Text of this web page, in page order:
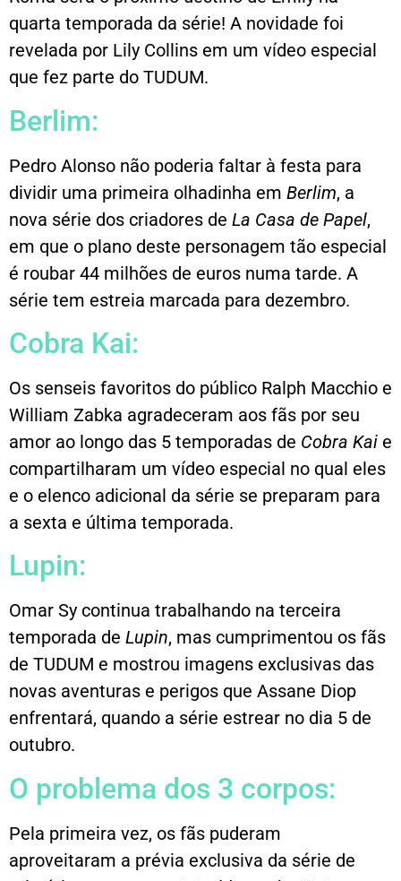
quarta temporada da série! A novidade foi
revelada por Lily Collins em um vídeo especial
que fez parte do TUDUM.
Berlim:
Pedro Alonso não poderia faltar à festa para
dividir uma primeira olhadinha em Berlim, a
nova série dos criadores de La Casa de Papel,
em que o plano deste personagem tão especial
é roubar 44 milhões de euros numa tarde. A
série tem estreia marcada para dezembro.
Cobra Kai:
Os senseis favoritos do público Ralph Macchio e
William Zabka agradeceram aos fãs por seu
amor ao longo das 5 temporadas de Cobra Kai e
compartilharam um vídeo especial no qual eles
e o elenco adicional da série se preparam para
a sexta e última temporada.
Lupin:
Omar Sy continua trabalhando na terceira
temporada de Lupin, mas cumprimentou os fãs
de TUDUM e mostrou imagens exclusivas das
novas aventuras e perigos que Assane Diop
enfrentará, quando a série estrear no dia 5 de
outubro.
O problema dos 3 corpos:
Pela primeira vez, os fãs puderam
aproveitaram a prévia exclusiva da série de